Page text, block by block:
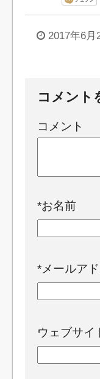
2017年6月
コメント
コメント
*お名前
*メールア
ウェブサイ